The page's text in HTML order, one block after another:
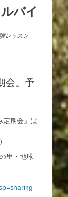
バイ
レッスン
会』予
定期会』は
里・地球